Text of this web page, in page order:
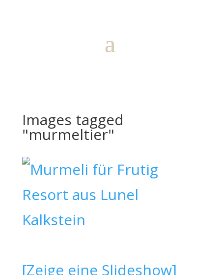
Images tagged
"murmeltier"
[Zeige eine Slideshow]